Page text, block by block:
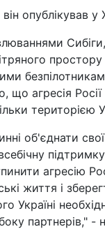
опублікував у
простору
що агресія Росії
територією
об'єднати
агресію
життя і
Україні
партнерів," -